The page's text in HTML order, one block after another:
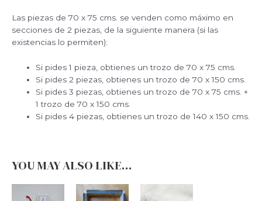
Las piezas de 70 x 75 cms. se venden como máximo en
secciones de 2 piezas, de la siguiente manera (si las
existencias lo permiten):
Si pides 1 pieza, obtienes un trozo de 70 x 75 cms.
Si pides 2 piezas, obtienes un trozo de 70 x 150 cms.
Si pides 3 piezas, obtienes un trozo de 70 x 75 cms. +
1 trozo de 70 x 150 cms.
Si pides 4 piezas, obtienes un trozo de 140 x 150 cms.
YOU MAY ALSO LIKE…